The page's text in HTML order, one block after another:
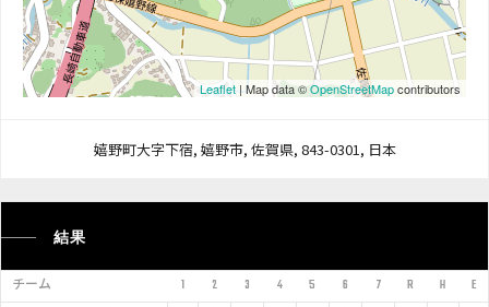
Leaflet | Map data ©OpenStreetMapcontributors
嬉野町大字下宿, 嬉野市, 佐賀県, 843-0301, 日本
結果
チーム 1 2 3 4 5 6 7 R H E